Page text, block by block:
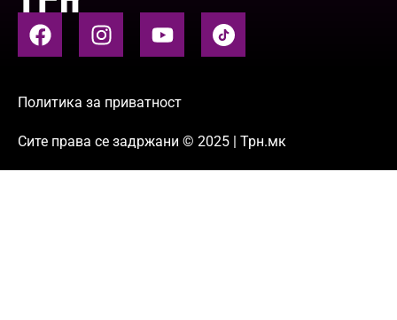
Политика за приватност
Сите права се задржани © 2025 | Трн.мк